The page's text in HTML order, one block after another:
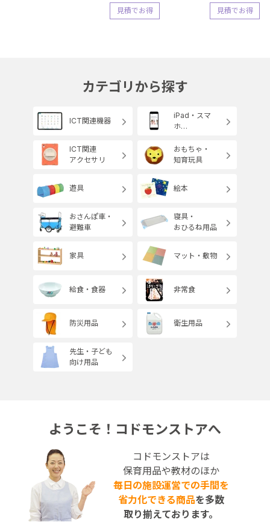
見積でお得
見積でお得
カテゴリから探す
ICT関連機器
iPad・スマ
ホ
ビス
ICT関連
アクセサリ
おもちゃ・
知育玩具
遊具 絵本
おさんぽ車・
避難車
寝具・
おひるね用品
家具 マット・敷物
給食・食器 非常食
防災用品 衛生用品
先生・子ども
向け用品
ようこそ！コドモンストアへ
コドモンストアは
保育用品や教材のほか
毎日の施設運営での手間を
省力化できる商品を多数
取り揃えております。